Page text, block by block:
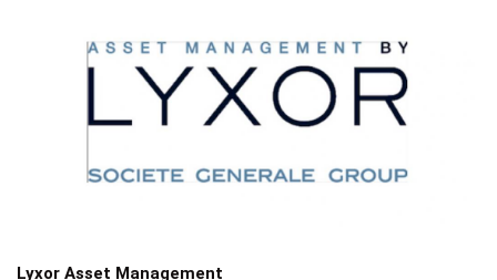
Lyxor Asset Management